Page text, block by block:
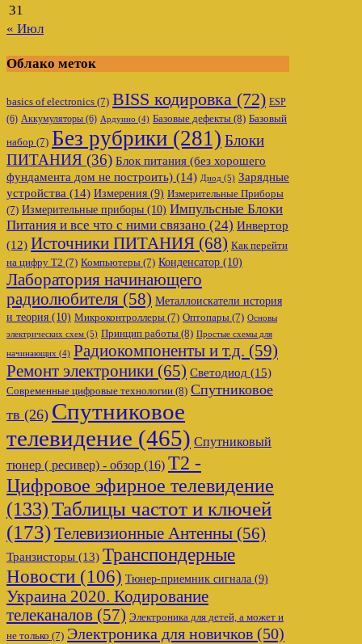
31
« Июл
Облако меток
basics of electronics (7) BISS кодировка (72) ESP
(6) Аккумуляторы (6) Ардуино (4) Базовые дефекты (8) Базовый
набор (7) Без рубрики (281) Блоки
ПИТАНИЯ (36) Блок питания (без хорошего
фундамента дом не построить) (14) Диод (5) Зарядные
устройства (14) Измерения (9) Измерительные Приборы
(7) Измерительные приборы (10) Импульсные Блоки
Питания и все что с ними связано (24) Инвертор
(12) Источники ПИТАНИЯ (68) Как перейти
на цифру Т2 (7) Компьютеры (7) Конденсатор (10)
Лаборатория начинающего
радиолюбителя (58) Металлоискатели история
и теория (10) Микроконтроллеры (7) Оптопары (7) Основы
электрических схем (5) Принцип работы (8) Простые схемы для
начинающих (4) Радиокомпоненты и т.д. (59)
Ремонт электроники (65) Светодиод (15)
Современные цифровые технологии (8) Спутниковое
тв (26) Спутниковое
телевидение (465) Спутниковый
тюнер ( ресивер) - обзор (16) Т2 -
Цифровое эфирное телевидение
(133)Таблицы частот и ключей
(173)Телевизионные Антенны (56)
Транзисторы (13) Транспондерные
Новости (106) Тюнер-приемник сигнала (9)
Украина 2020. Кодирование
телеканалов (57) Электроника для детей, а может и
не только (7) Электроника для новичков (50)